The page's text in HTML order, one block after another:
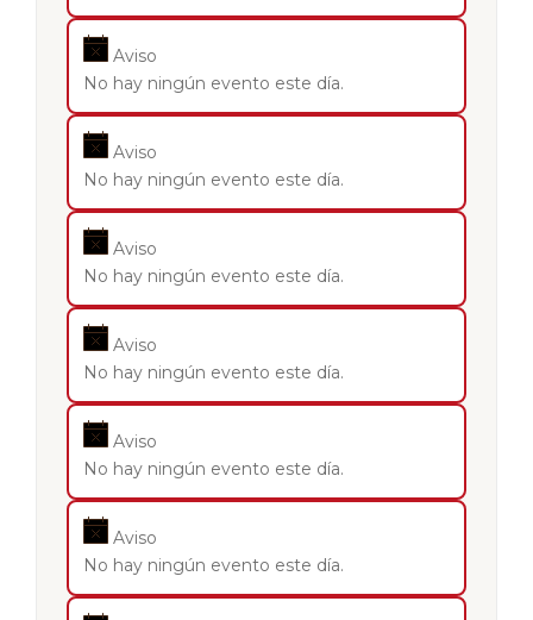
Aviso
No hay ningún evento este día.
Aviso
No hay ningún evento este día.
Aviso
No hay ningún evento este día.
Aviso
No hay ningún evento este día.
Aviso
No hay ningún evento este día.
Aviso
No hay ningún evento este día.